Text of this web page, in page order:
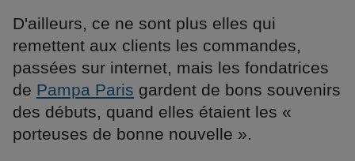
D'ailleurs, ce ne sont plus elles qui
remettent aux clients les commandes,
passées sur internet, mais les fondatrices
de Pampa Paris gardent de bons souvenirs
des débuts, quand elles étaient les «
porteuses de bonne nouvelle ».